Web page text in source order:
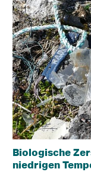
Biologische
niedrigen